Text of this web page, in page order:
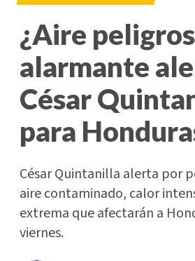
¿Aire
alarmante
César
para
César Quintanilla alerta por
aire contaminado, calor
extrema que afectarán a
viernes.